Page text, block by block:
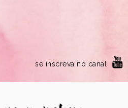
se inscreva no canal